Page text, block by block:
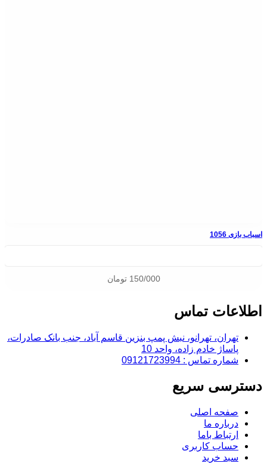
اسباب بازی 1056
150/000 تومان
اطلاعات تماس
تهران، تهرانو، نبش پمپ بنزین قاسم آباد، جنب بانک صادرات،
پاساژ خادم زاده، واحد 10
شماره تماس : 09121723994
دسترسی سریع
صفحه اصلی
درباره ما
ارتباط باما
حساب کاربری
سبد خرید